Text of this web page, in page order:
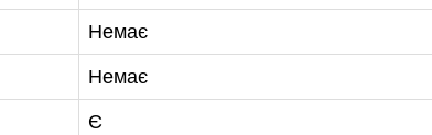
Немає
Немає
Є